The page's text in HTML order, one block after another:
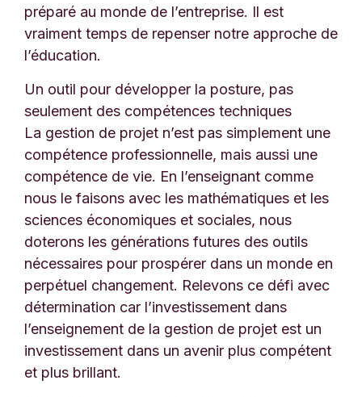
préparé au monde de l’entreprise. Il est
vraiment temps de repenser notre approche de
l’éducation.
Un outil pour développer la posture, pas
seulement des compétences techniques
La gestion de projet n’est pas simplement une
compétence professionnelle, mais aussi une
compétence de vie. En l’enseignant comme
nous le faisons avec les mathématiques et les
sciences économiques et sociales, nous
doterons les générations futures des outils
nécessaires pour prospérer dans un monde en
perpétuel changement. Relevons ce défi avec
détermination car l’investissement dans
l’enseignement de la gestion de projet est un
investissement dans un avenir plus compétent
et plus brillant.